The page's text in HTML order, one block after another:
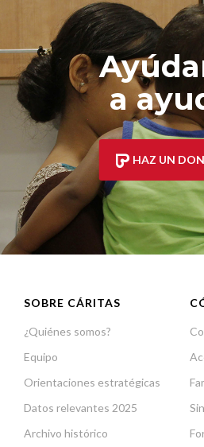
a
HAZ UN
SOBRE CÁRITAS
¿Quiénes somos?
Equipo
Orientaciones estratégicas
Datos relevantes 2025
Archivo histórico